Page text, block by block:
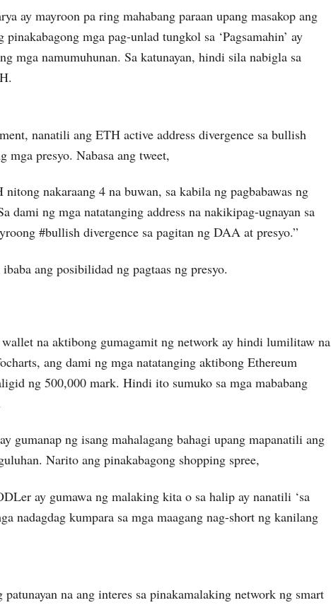
ay mayroon pa ring mahabang paraan upang masakop ang
mga pag-unlad tungkol sa ‘Pagsamahin’ ay
mga namumuhunan. Sa katunayan, hindi sila nabigla sa
nanatili ang ETH active address divergence sa bullish
mga presyo. Nabasa ang tweet,
nakaraang 4 na buwan, sa kabila ng pagbabawas ng
dami ng mga natatanging address na nakikipag-ugnayan sa
#bullish divergence sa pagitan ng DAA at presyo.”
ang posibilidad ng pagtaas ng presyo.
na aktibong gumagamit ng network ay hindi lumilitaw na
ang dami ng mga natatanging aktibong Ethereum
ng 500,000 mark. Hindi ito sumuko sa mga mababang
gumanap ng isang mahalagang bahagi upang mapanatili ang
Narito ang pinakabagong shopping spree,
ay gumawa ng malaking kita o sa halip ay nanatili ‘sa
nadagdag kumpara sa mga maagang nag-short ng kanilang
na ang interes sa pinakamalaking network ng smart